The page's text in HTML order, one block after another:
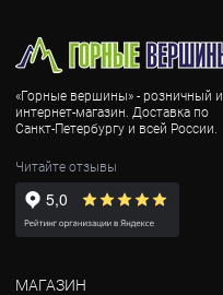
«Горные вершины» - розничный и
интернет-магазин. Доставка по
Санкт-Петербургу и всей России.
Читайте отзывы
МАГАЗИН